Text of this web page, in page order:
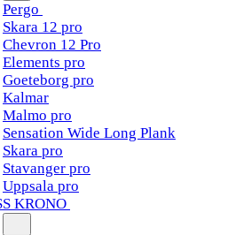
Pergo
Skara 12 pro
Chevron 12 Pro
Elements pro
Goeteborg pro
Kalmar
Malmo pro
Sensation Wide Long Plank
Skara pro
Stavanger pro
Uppsala pro
KRONO